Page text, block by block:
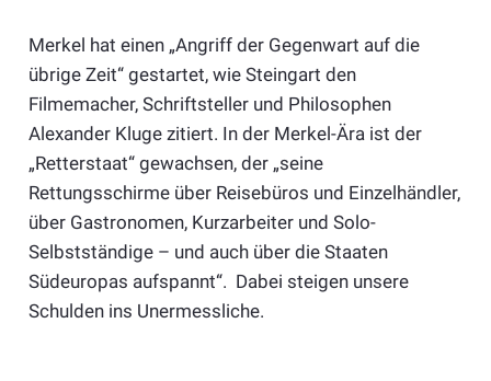
Merkel hat einen „Angriff der Gegenwart auf die
übrige Zeit“ gestartet, wie Steingart den
Filmemacher, Schriftsteller und Philosophen
Alexander Kluge zitiert. In der Merkel-Ära ist der
„Retterstaat“ gewachsen, der „seine
Rettungsschirme über Reisebüros und Einzelhändler,
über Gastronomen, Kurzarbeiter und Solo-
Selbstständige – und auch über die Staaten
Südeuropas aufspannt“. Dabei steigen unsere
Schulden ins Unermessliche.